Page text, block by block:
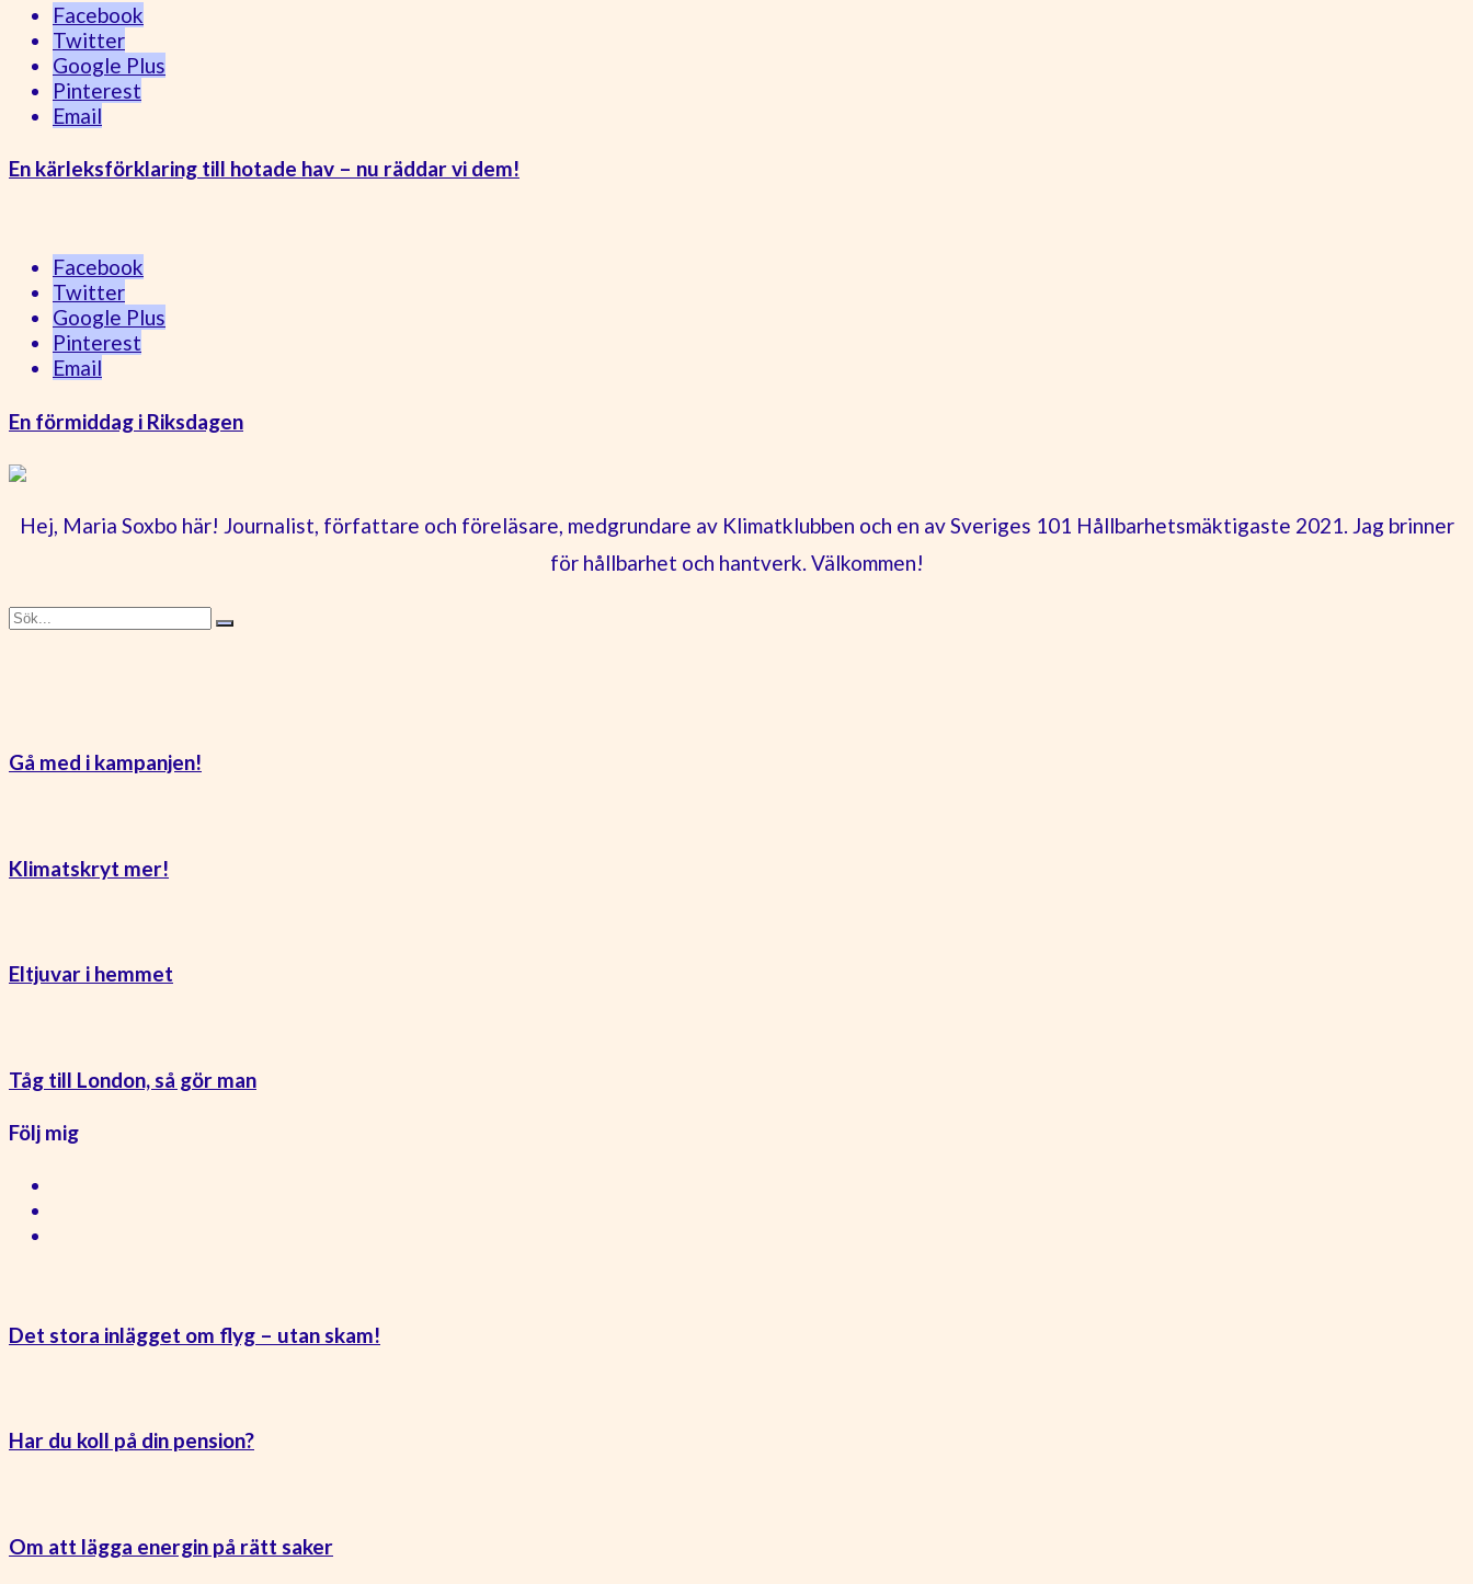
Facebook
Twitter
Google Plus
Pinterest
Email
En kärleksförklaring till hotade hav – nu räddar vi dem!
Facebook
Twitter
Google Plus
Pinterest
Email
En förmiddag i Riksdagen
Hej, Maria Soxbo här! Journalist, författare och föreläsare, medgrundare av Klimatklubben och en av Sveriges 101 Hållbarhetsmäktigaste 2021. Jag brinner
för hållbarhet och hantverk. Välkommen!
Gå med i kampanjen!
Klimatskryt mer!
Eltjuvar i hemmet
Tåg till London, så gör man
Följ mig
Det stora inlägget om flyg – utan skam!
Har du koll på din pension?
Om att lägga energin på rätt saker